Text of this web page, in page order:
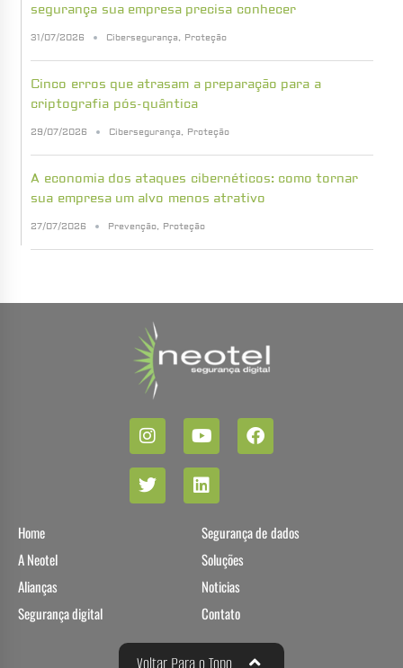
segurança sua empresa precisa conhecer
31/07/2026 Cibersegurança, Proteção
Cinco erros que atrasam a preparação para a
criptografia pós-quântica
29/07/2026 Cibersegurança, Proteção
A economia dos ataques cibernéticos: como tornar
sua empresa um alvo menos atrativo
27/07/2026 Prevenção, Proteção
Home
A Neotel
Alianças
Segurança digital
Segurança de dados
Soluções
Noticias
Contato
Voltar Para o Topo